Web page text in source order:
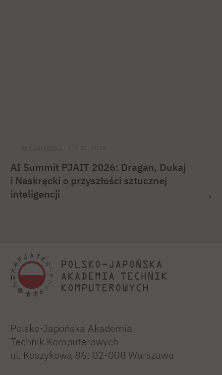
AI Summit PJAIT 2026: Dragan, Dukaj
i Naskręcki o przyszłości sztucznej
inteligencji
Polsko-Japońska Akademia
Technik Komputerowych
ul. Koszykowa 86; 02-008 Warszawa